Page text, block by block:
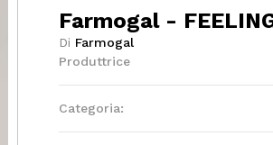
Farmogal -
Di Farmogal
Produttrice
Categoria: